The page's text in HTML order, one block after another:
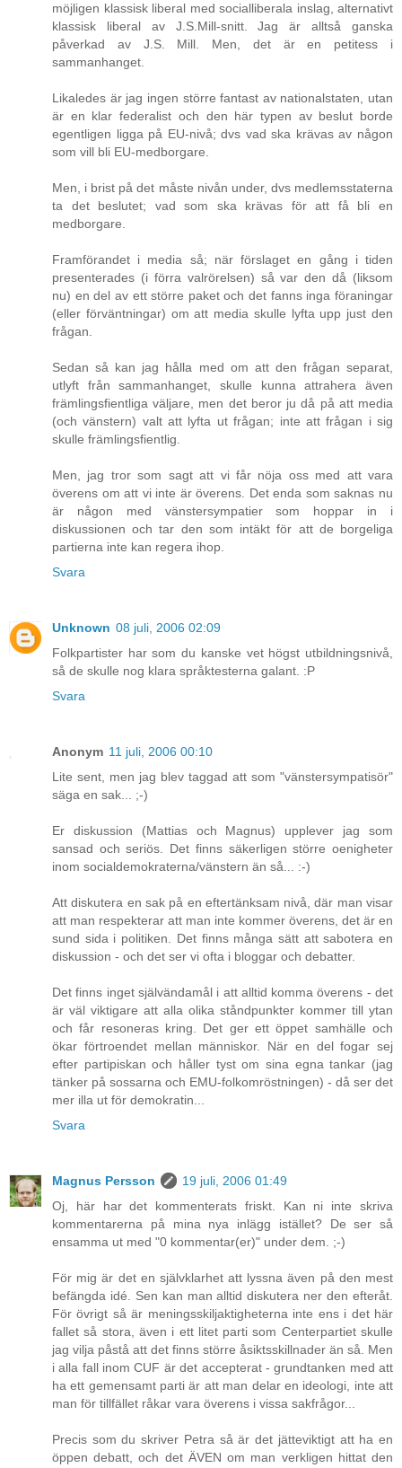
möjligen klassisk liberal med socialliberala inslag, alternativt
klassisk liberal av J.S.Mill-snitt. Jag är alltså ganska
påverkad av J.S. Mill. Men, det är en petitess i
sammanhanget.
Likaledes är jag ingen större fantast av nationalstaten, utan
är en klar federalist och den här typen av beslut borde
egentligen ligga på EU-nivå; dvs vad ska krävas av någon
som vill bli EU-medborgare.
Men, i brist på det måste nivån under, dvs medlemsstaterna
ta det beslutet; vad som ska krävas för att få bli en
medborgare.
Framförandet i media så; när förslaget en gång i tiden
presenterades (i förra valrörelsen) så var den då (liksom
nu) en del av ett större paket och det fanns inga föraningar
(eller förväntningar) om att media skulle lyfta upp just den
frågan.
Sedan så kan jag hålla med om att den frågan separat,
utlyft från sammanhanget, skulle kunna attrahera även
främlingsfientliga väljare, men det beror ju då på att media
(och vänstern) valt att lyfta ut frågan; inte att frågan i sig
skulle främlingsfientlig.
Men, jag tror som sagt att vi får nöja oss med att vara
överens om att vi inte är överens. Det enda som saknas nu
är någon med vänstersympatier som hoppar in i
diskussionen och tar den som intäkt för att de borgeliga
partierna inte kan regera ihop.
Svara
Unknown 08 juli, 2006 02:09
Folkpartister har som du kanske vet högst utbildningsnivå,
så de skulle nog klara språktesterna galant. :P
Svara
Anonym 11 juli, 2006 00:10
Lite sent, men jag blev taggad att som "vänstersympatisör"
säga en sak... ;-)
Er diskussion (Mattias och Magnus) upplever jag som
sansad och seriös. Det finns säkerligen större oenigheter
inom socialdemokraterna/vänstern än så... :-)
Att diskutera en sak på en eftertänksam nivå, där man visar
att man respekterar att man inte kommer överens, det är en
sund sida i politiken. Det finns många sätt att sabotera en
diskussion - och det ser vi ofta i bloggar och debatter.
Det finns inget självändamål i att alltid komma överens - det
är väl viktigare att alla olika ståndpunkter kommer till ytan
och får resoneras kring. Det ger ett öppet samhälle och
ökar förtroendet mellan människor. När en del fogar sej
efter partipiskan och håller tyst om sina egna tankar (jag
tänker på sossarna och EMU-folkomröstningen) - då ser det
mer illa ut för demokratin...
Svara
Magnus Persson
19 juli, 2006 01:49
Oj, här har det kommenterats friskt. Kan ni inte skriva
kommentarerna på mina nya inlägg istället? De ser så
ensamma ut med "0 kommentar(er)" under dem. ;-)
För mig är det en självklarhet att lyssna även på den mest
befängda idé. Sen kan man alltid diskutera ner den efteråt.
För övrigt så är meningsskiljaktigheterna inte ens i det här
fallet så stora, även i ett litet parti som Centerpartiet skulle
jag vilja påstå att det finns större åsiktsskillnader än så. Men
i alla fall inom CUF är det accepterat - grundtanken med att
ha ett gemensamt parti är att man delar en ideologi, inte att
man för tillfället råkar vara överens i vissa sakfrågor...
Precis som du skriver Petra så är det jätteviktigt att ha en
öppen debatt, och det ÄVEN om man verkligen hittat den